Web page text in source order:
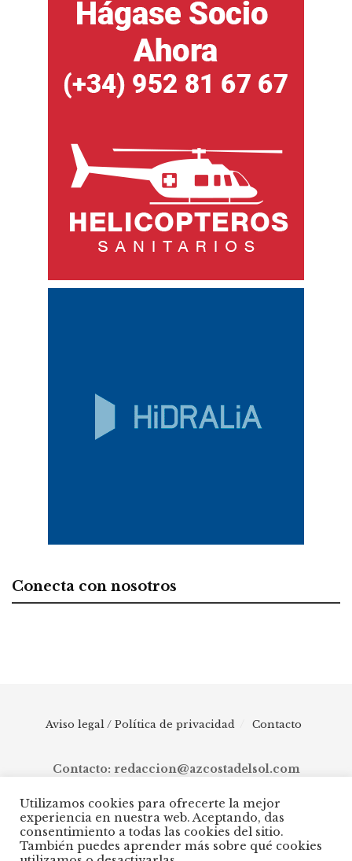
Conecta con nosotros
Aviso legal / Política de privacidad Contacto
Contacto: redaccion@azcostadelsol.com
© 2025 AZ Costa del Sol - Diario digital de Málaga capital hasta
Manilva, pasando por Torremolinos, Benalmádena, Fuengirola,
Mijas, Ojén, Marbella, Istán, Benahavís, Estepona y Casares.
Utilizamos cookies para ofrecerte la mejor
experiencia en nuestra web. Aceptando, das
consentimiento a todas las cookies del sitio.
También puedes aprender más sobre qué cookies